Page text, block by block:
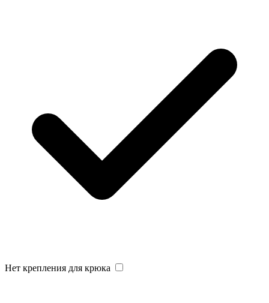
Нет крепления для крюка